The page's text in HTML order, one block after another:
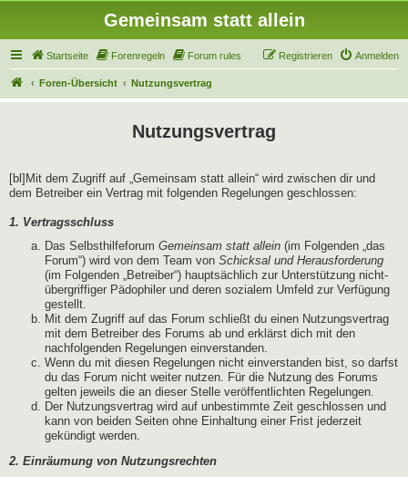
Gemeinsam statt allein
Startseite Forenregeln Forum rules Anmelden
Registrieren
Foren-Übersicht Nutzungsvertrag
Nutzungsvertrag
[bl]Mit dem Zugriff auf „Gemeinsam statt allein“ wird zwischen dir und
dem Betreiber ein Vertrag mit folgenden Regelungen geschlossen:
1. Vertragsschluss
Das Selbsthilfeforum Gemeinsam statt allein (im Folgenden „das
Forum“) wird von dem Team von Schicksal und Herausforderung
(im Folgenden „Betreiber“) hauptsächlich zur Unterstützung nicht-
übergriffiger Pädophiler und deren sozialem Umfeld zur Verfügung
gestellt.
Mit dem Zugriff auf das Forum schließt du einen Nutzungsvertrag
mit dem Betreiber des Forums ab und erklärst dich mit den
nachfolgenden Regelungen einverstanden.
Wenn du mit diesen Regelungen nicht einverstanden bist, so darfst
du das Forum nicht weiter nutzen. Für die Nutzung des Forums
gelten jeweils die an dieser Stelle veröffentlichten Regelungen.
Der Nutzungsvertrag wird auf unbestimmte Zeit geschlossen und
kann von beiden Seiten ohne Einhaltung einer Frist jederzeit
gekündigt werden.
2. Einräumung von Nutzungsrechten